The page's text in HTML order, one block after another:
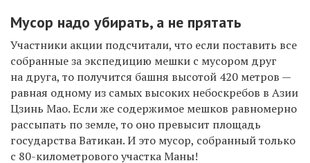
Мусор надо убирать, а не прятать
Участники акции подсчитали, что если поставить все
собранные за экспедицию мешки с мусором друг
на друга, то получится башня высотой 420 метров —
равная одному из самых высоких небоскребов в Азии
Цзинь Мао. Если же содержимое мешков равномерно
рассыпать по земле, то оно превысит площадь
государства Ватикан. И это мусор, собранный только
с 80-километровогоучастка Маны!